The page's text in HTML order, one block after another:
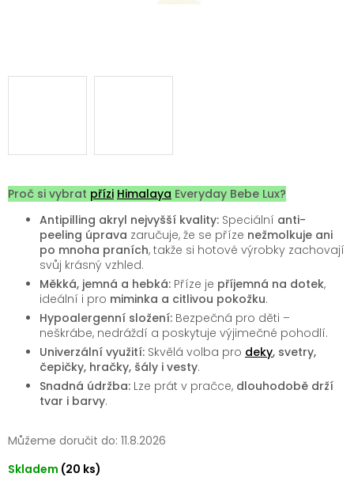
Skladem (20 ks)
Můžeme doručit do: 11.8.2026
Proč si vybrat přízi Himalaya Everyday Bebe Lux?
Antipilling akryl nejvyšší kvality: Speciální anti-
peeling úprava zaručuje, že se příze nežmolkuje ani
po mnoha praních, takže si hotové výrobky zachovají
svůj krásný vzhled.
Měkká, jemná a hebká: Příze je příjemná na dotek,
ideální i pro miminka a citlivou pokožku.
Hypoalergenní složení: Bezpečná pro děti –
neškrábe, nedráždí a poskytuje výjimečné pohodlí.
Univerzální využití: Skvělá volba pro deky, svetry,
čepičky, hračky, šály i vesty.
Snadná údržba: Lze prát v pračce, dlouhodobě drží
tvar i barvy.